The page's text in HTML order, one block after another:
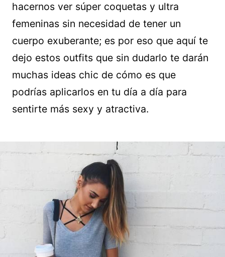
hacernos ver súper coquetas y ultra
femeninas sin necesidad de tener un
cuerpo exuberante; es por eso que aquí te
dejo estos outfits que sin dudarlo te darán
muchas ideas chic de cómo es que
podrías aplicarlos en tu día a día para
sentirte más sexy y atractiva.